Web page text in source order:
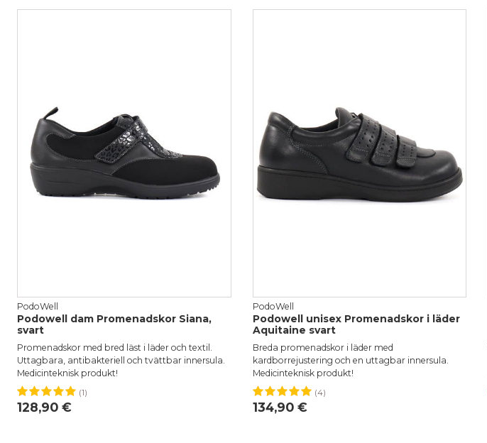
PodoWell
Podowell dam Promenadskor Siana,
svart
Promenadskor med bred läst i läder och textil.
Uttagbara, antibakteriell och tvättbar innersula.
Medicinteknisk produkt!
37
38 (1)
128,90 €
PodoWell
Podowell unisex Promenadskor i läder
Aquitaine svart
Breda promenadskor i läder med
kardborrejustering och en uttagbar innersula.
Medicinteknisk produkt!
36
37 38
(4)
134,90 €